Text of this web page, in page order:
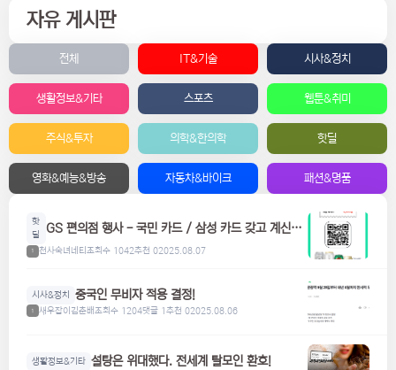
자유 게시판
전체 IT&기술 시사&정치
생활정보&기타 스포츠 웹툰&취미
주식&투자 의학&한의학 핫딜
영화&예능&방송 자동차&바이크 패션&명품
핫
딜
GS 편의점 행사 - 국민 카드 / 삼성 카드 갖고 계신분
1 천사숙녀네티조회수 1042추천 02025.08.07
시사&정치 중국인 무비자 적용 결정!
1 새우잡이김춘배조회수 1204댓글 1추천 02025.08.06
생활정보&기타 설탕은 위대했다. 전세계 탈모인 환호!